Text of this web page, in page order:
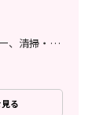
梱包・仕分け、加工、マシンオペレーター、清掃・洗浄
る